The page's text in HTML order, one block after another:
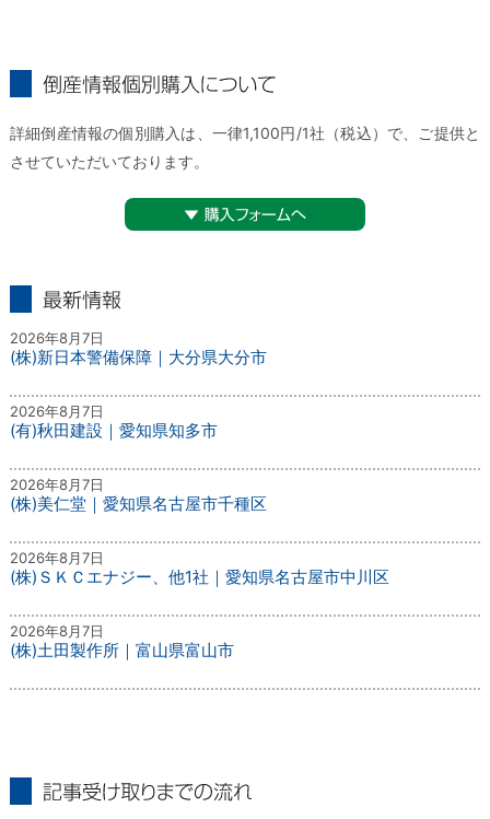
詳細倒産情報の個別購入は、一律1,100円/1社（税込）で、ご提供と
させていただいております。
2026年8月7日
(株)新日本警備保障｜大分県大分市
2026年8月7日
(有)秋田建設｜愛知県知多市
2026年8月7日
(株)美仁堂｜愛知県名古屋市千種区
2026年8月7日
(株)ＳＫＣエナジー、他1社｜愛知県名古屋市中川区
2026年8月7日
(株)土田製作所｜富山県富山市